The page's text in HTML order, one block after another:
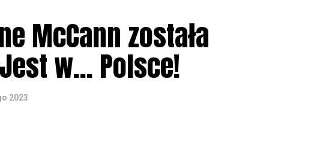
i trenować, nieustannie podnosząc ich poziom. Każda
szansę rozwoju w tym zakresie. Praktykowanie wydaje się
pracy i komunikacji, jednak istnieją ku temu
uczniowie z branży ekonomiczno-administracyjnej
zagadnienia edukacji zdalnej oraz rozwoju
McCann została
w… Polsce!
2023